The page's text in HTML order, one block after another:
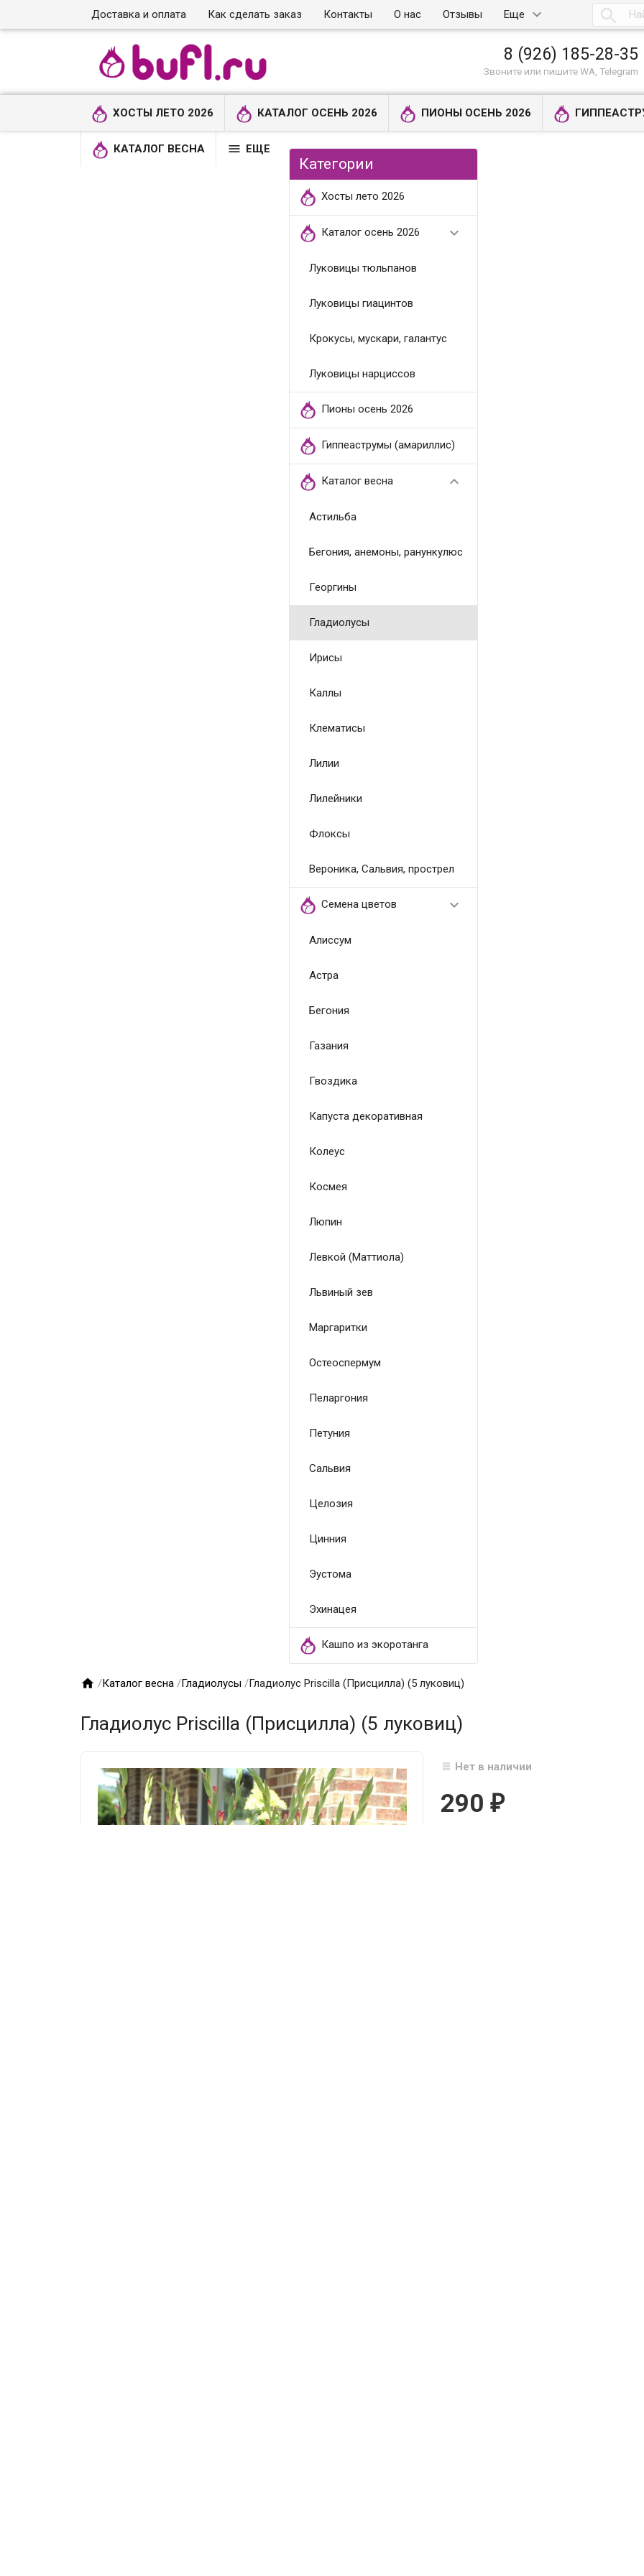
Доставка и оплата Как сделать заказ Контакты О нас Отзывы Еще 
8 (926) 185-28-35
Звоните или пишите WA, Telegram
ХОСТЫ ЛЕТО 2026 КАТАЛОГ ОСЕНЬ 2026 ПИОНЫ ОСЕНЬ 2026
КАТАЛОГ ВЕСНА  ЕЩЕ
Категории
Хосты лето 2026
Каталог осень 2026 
Луковицы тюльпанов
Луковицы гиацинтов
Крокусы, мускари, галантус
Луковицы нарциссов
Пионы осень 2026
Гиппеаструмы (амариллис)
Каталог весна 
Астильба
Бегония, анемоны, ранункулюс
Георгины
Гладиолусы
Ирисы
Каллы
Клематисы
Лилии
Лилейники
Флоксы
Вероника, Сальвия, прострел
Семена цветов 
Алиссум
Астра
Бегония
Газания
Гвоздика
Капуста декоративная
Колеус
Космея
Люпин
Левкой (Маттиола)
Львиный зев
Маргаритки
Остеоспермум
Пеларгония
Петуния
Сальвия
Целозия
Цинния
Эустома
Эхинацея
Кашпо из экоротанга
 /Каталог весна /Гладиолусы /Гладиолус Priscilla (Присцилла) (5 луковиц)
Гладиолус Priscilla (Присцилла) (5 луковиц)
Нет в наличии
290 ₽